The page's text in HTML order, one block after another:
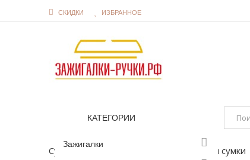
СКИДКИ ИЗБРАННОЕ
КАТЕГОРИИ
Зажигалки
Сумки рюкзаки чемоданы Портфели сумки